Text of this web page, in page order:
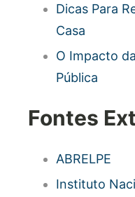
Dicas Para
Casa
O Impacto
Pública
Fontes
ABRELPE
Instituto